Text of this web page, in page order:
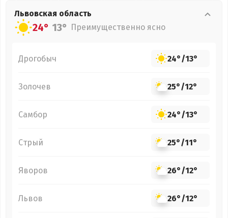
Львовская область
24° 13° Преимущественно ясно
Дрогобыч 24°/13°
Золочев 25°/12°
Самбор 24°/13°
Стрый 25°/11°
Яворов 26°/12°
Львов 26°/12°